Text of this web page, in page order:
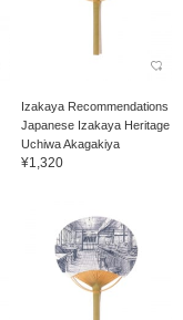
Izakaya Recommendations
Japanese Izakaya Heritage
Uchiwa Akagakiya
¥1,320